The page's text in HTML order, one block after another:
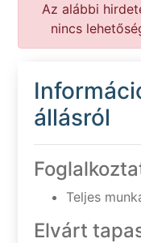
Az alábbi
nincs
állásról
Teljes
Elvárt